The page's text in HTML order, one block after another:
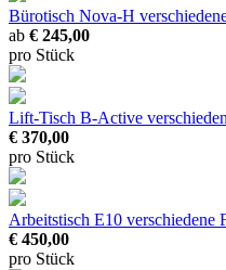
Bürotisch Nova-H
ab € 245,00
pro Stück
Lift-Tisch B-Active
€ 370,00
pro Stück
Arbeitstisch E10 verschiedene
€ 450,00
pro Stück